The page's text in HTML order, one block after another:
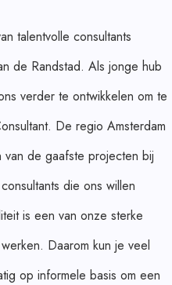
talentvolle consultants
de Randstad. Als jonge hub
verder te ontwikkelen om te
De regio Amsterdam
de gaafste projecten bij
die ons willen
is een van onze sterke
Daarom kun je veel
op informele basis om een